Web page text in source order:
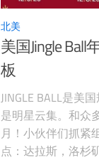
北美
美国Jingle
板
JINGLE BALL是美
是明星云集。和众
月！小伙伴们抓紧
点：达拉斯，洛杉